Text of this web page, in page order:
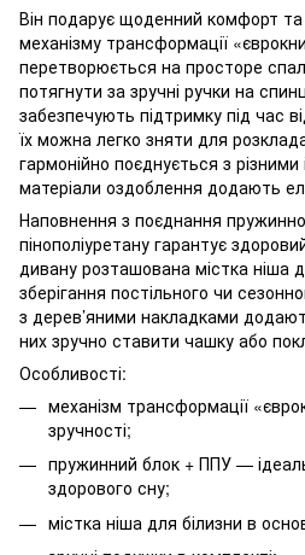
Він подарує щоденний комфорт
механізму трансформації
перетворюється на просторе
потягнути за зручні ручки на
забезпечують підтримку під час
їх можна легко зняти для
гармонійно поєднується з
матеріали оздоблення додають
Наповнення з поєднання
пінополіуретану гарантує
дивану розташована містка ніша
зберігання постільного чи
з дерев’яними накладками
них зручно ставити чашку або
Особливості:
механізм трансформації
зручності;
пружинний блок + ППУ —
здорового сну;
містка ніша для білизни в